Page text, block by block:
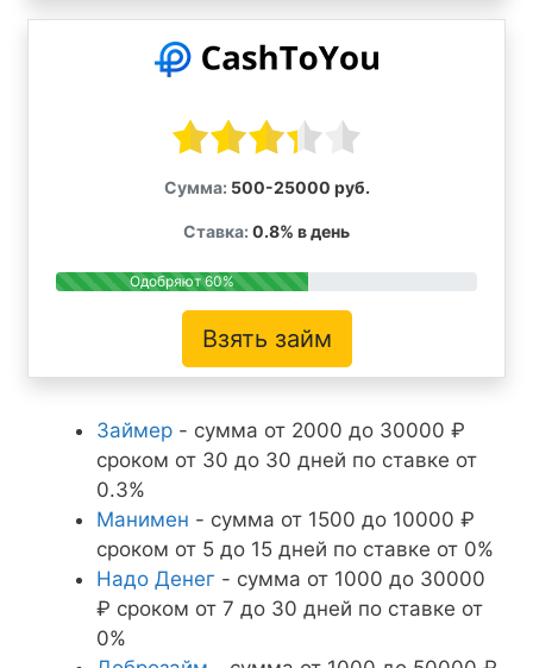
Сумма: 500-25000 руб.
Ставка: 0.8% в день
Одобряют 60%
Взять займ
Займер - сумма от 2000 до 30000 ₽
сроком от 30 до 30 дней по ставке от
0.3%
Манимен - сумма от 1500 до 10000 ₽
сроком от 5 до 15 дней по ставке от 0%
Надо Денег - сумма от 1000 до 30000
₽ сроком от 7 до 30 дней по ставке от
0%